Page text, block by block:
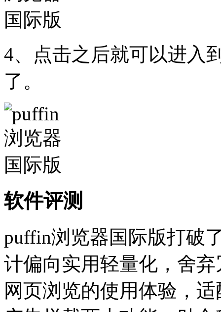
4、点击之后就可以进入
了。
软件评测
puffin浏览器国际版打破
计偏向实用轻量化，舍
网页浏览的使用体验，